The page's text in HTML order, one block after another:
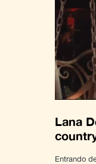
Lana
Entrando